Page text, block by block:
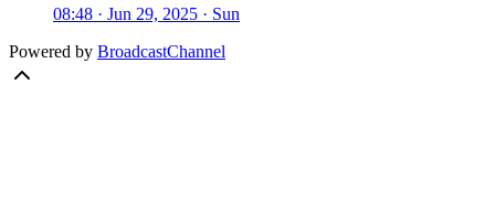
08:48 · Jun 29, 2025 · Sun
Powered by BroadcastChannel